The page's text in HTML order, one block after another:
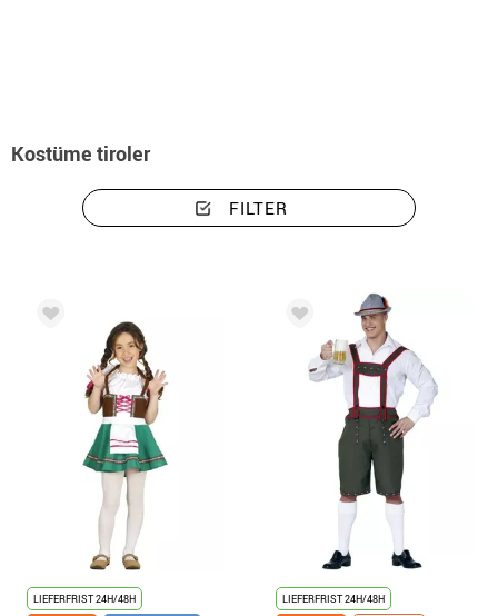
Kostüme tiroler
FILTER
LIEFERFRIST 24H/48H
LIEFERFRIST 24H/48H